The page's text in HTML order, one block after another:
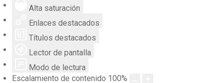
Alta saturación
Enlaces destacados
Títulos destacados
Lector de pantalla
Modo de lectura
Escalamiento de contenido 100%